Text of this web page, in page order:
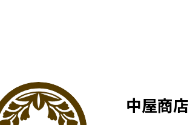
中屋商店